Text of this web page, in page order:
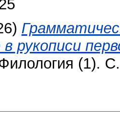
рукописи
(1).